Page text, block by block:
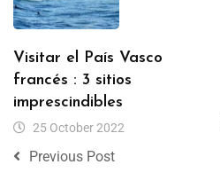
Visitar el País Vasco
francés : 3 sitios
imprescindibles
25 October 2022
Previous Post